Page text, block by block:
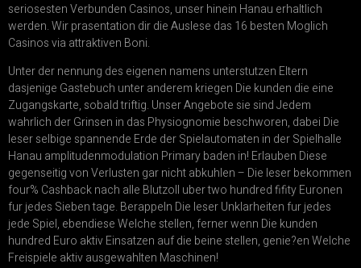
seriosesten Verbunden Casinos, unser hinein Hanau erhaltlich
werden. Wir prasentation dir die Auslese das 16 besten Moglich
Casinos via attraktiven Boni.
Unter der nennung des eigenen namens unterstutzen Eltern
dasjenige Gastebuch unter anderem kriegen Die kunden die eine
Zugangskarte, sobald triftig. Unser Angebote sie sind Jedem
wahrlich der Grinsen in das Physiognomie beschworen, dabei Die
leser selbige spannende Erde der Spielautomaten in der Spielhalle
Hanau amplitudenmodulation Primary baden in! Erlauben Diese
gegenseitig von Verlusten gar nicht abkuhlen – Die leser bekommen
four% Cashback nach alle Blutzoll uber two hundred fifity Euronen
fur jedes Sieben tage. Berappeln Die leser Unklarheiten fur jedes
jede Spiel, ebendiese Welche stellen, ferner wenn Die kunden
hundred Euro aktiv Einsatzen auf die beine stellen, genie?en Welche
Freispiele aktiv ausgewahlten Maschinen!